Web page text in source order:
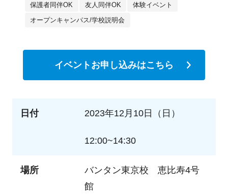
保護者同伴OK 友人同伴OK 体験イベント
オープンキャンパス/学校説明会
イベントお申し込みはこちら
日付 2023年12月10日（日）
12:00~14:30
場所
バンタン東京校 恵比寿4号
館